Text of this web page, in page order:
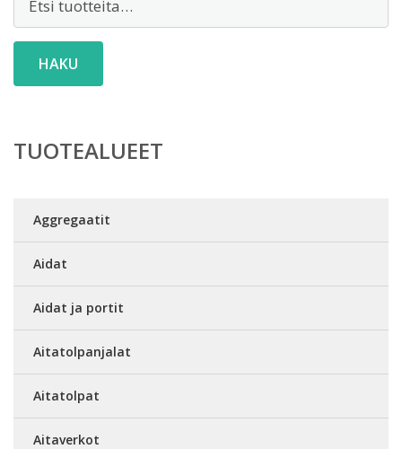
HAKU
TUOTEALUEET
Aggregaatit
Aidat
Aidat ja portit
Aitatolpanjalat
Aitatolpat
Aitaverkot